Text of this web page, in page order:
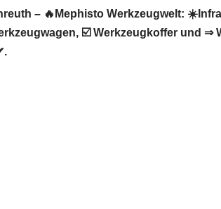
– 🔥Mephisto Werkzeugwelt:
☑️ Werkzeugkoffer und